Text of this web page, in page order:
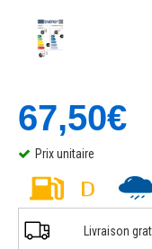
67,50€
Prix unitaire
Livraison